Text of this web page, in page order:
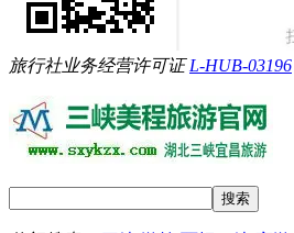
旅行社业务经营许可证L-HUB-03196